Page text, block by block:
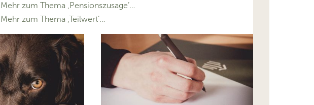
Mehr zum Thema ‚Pensionszusage’…
Mehr zum Thema ‚Teilwert’…